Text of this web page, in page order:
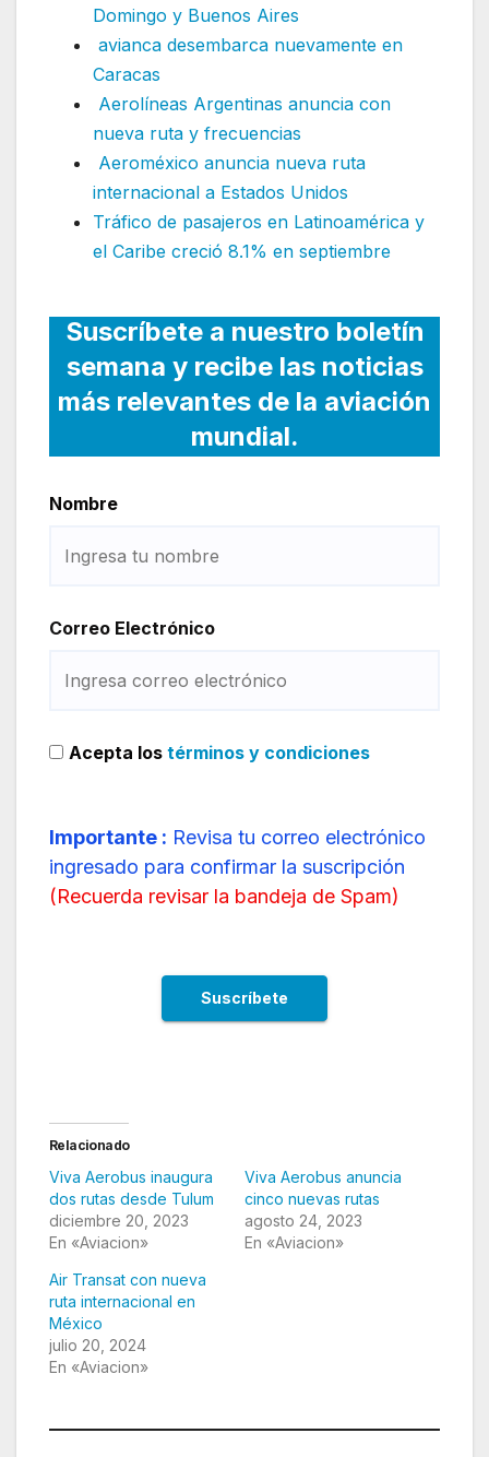
Domingo y Buenos Aires
avianca desembarca nuevamente en
Caracas
Aerolíneas Argentinas anuncia con
nueva ruta y frecuencias
Aeroméxico anuncia nueva ruta
internacional a Estados Unidos
Tráfico de pasajeros en Latinoamérica y
el Caribe creció 8.1% en septiembre
Suscríbete a nuestro boletín
semana y recibe las noticias
más relevantes de la aviación
mundial.
Nombre
Correo Electrónico
Acepta los términos y condiciones
Importante : Revisa tu correo electrónico
ingresado para confirmar la suscripción
(Recuerda revisar la bandeja de Spam)
Relacionado
Viva Aerobus inaugura
dos rutas desde Tulum
diciembre 20, 2023
En «Aviacion»
Viva Aerobus anuncia
cinco nuevas rutas
agosto 24, 2023
En «Aviacion»
Air Transat con nueva
ruta internacional en
México
julio 20, 2024
En «Aviacion»